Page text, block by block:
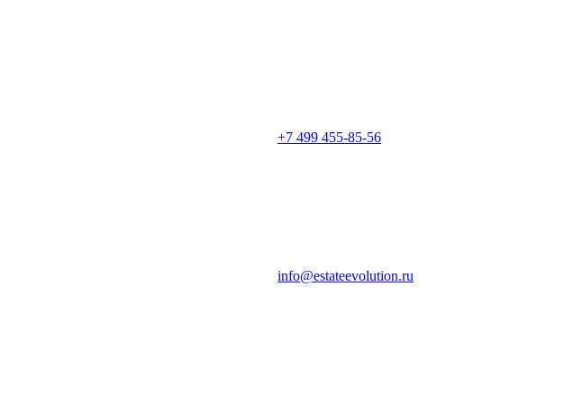
+7 499 455-85-56
info@estateevolution.ru